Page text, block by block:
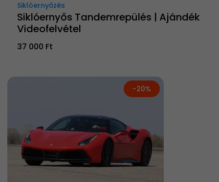
Siklóernyőzés
Siklóernyős Tandemrepülés | Ajándék
Videofelvétel
37 000 Ft
-20%